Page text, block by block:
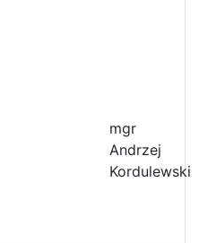
mgr
Andrzej
Kordulewski